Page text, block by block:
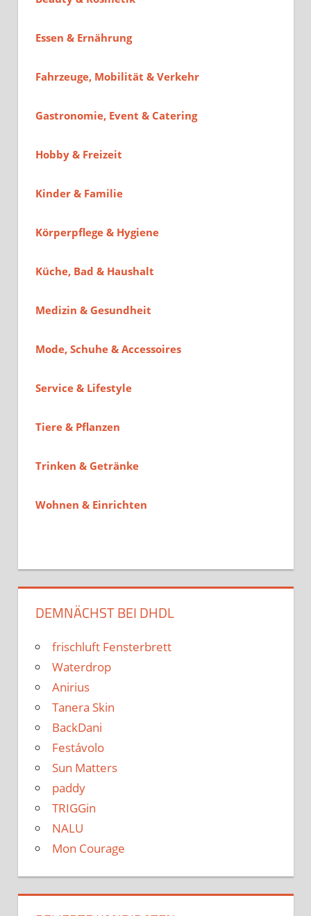
Essen & Ernährung
Fahrzeuge, Mobilität & Verkehr
Gastronomie, Event & Catering
Hobby & Freizeit
Kinder & Familie
Körperpflege & Hygiene
Küche, Bad & Haushalt
Medizin & Gesundheit
Mode, Schuhe & Accessoires
Service & Lifestyle
Tiere & Pflanzen
Trinken & Getränke
Wohnen & Einrichten
DEMNÄCHST BEI DHDL
frischluft Fensterbrett
Waterdrop
Anirius
Tanera Skin
BackDani
Festávolo
Sun Matters
paddy
TRIGGin
NALU
Mon Courage